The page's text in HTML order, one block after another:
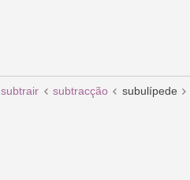
subtrair subtracção subulípede